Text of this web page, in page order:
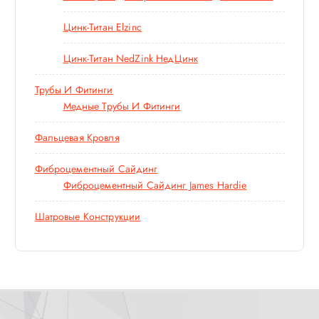
Цинк-Титан Elzinc
Цинк-Титан NedZink НедЦинк
Трубы И Фитинги
Медные Трубы И Фитинги
Фальцевая Кровля
Фиброцементный Сайдинг
Фиброцементный Сайдинг James Hardie
Шатровые Конструкции